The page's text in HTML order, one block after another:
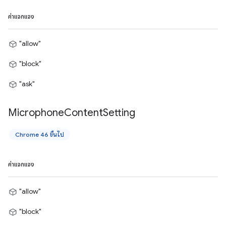
ค่าแจกแจง
"allow"
"block"
"ask"
MicrophoneContentSetting
Chrome 46 ขึ้นไป
ค่าแจกแจง
"allow"
"block"